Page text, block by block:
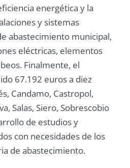
energética y la
y sistemas
abastecimiento municipal,
eléctricas, elementos
Finalmente, el
67.192 euros a diez
Candamo, Castropol,
Salas, Siero, Sobrescobio
de estudios y
con necesidades de los
de abastecimiento.